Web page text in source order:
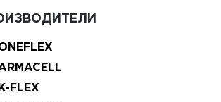
K-FLEX